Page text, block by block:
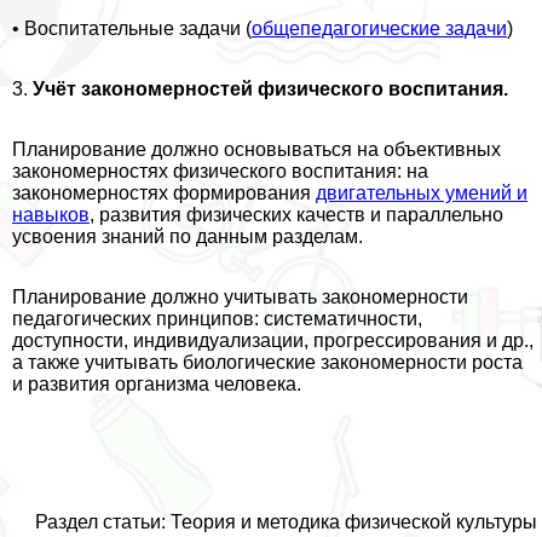
• Воспитательные задачи (общепедагогические задачи)
3. Учёт закономерностей физического воспитания.
Планирование должно основываться на объективных
закономерностях физического воспитания: на
закономерностях формирования двигательных умений и
навыков, развития физических качеств и параллельно
усвоения знаний по данным разделам.
Планирование должно учитывать закономерности
педагогических принципов: систематичности,
доступности, индивидуализации, прогрессирования и др.,
а также учитывать биологические закономерности роста
и развития организма человека.
Раздел статьи: Теория и методика физической культуры